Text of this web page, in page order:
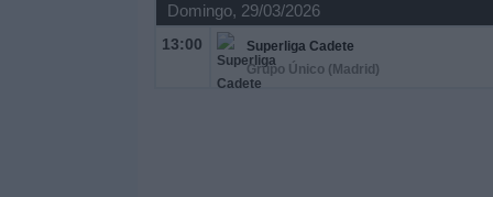
Domingo, 29/03/2026
13:00
Superliga Cadete
Grupo Único (Madrid)